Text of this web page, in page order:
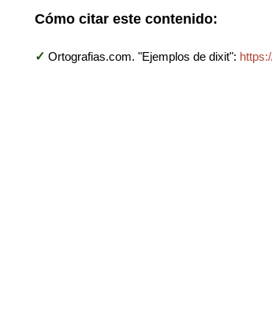
Cómo citar este contenido:
✓ Ortografias.com. "Ejemplos de dixit":